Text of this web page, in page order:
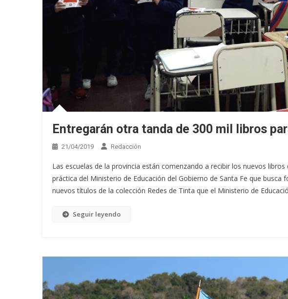
Entregarán otra tanda de 300 mil libros
21/04/2019 Redacción
Las escuelas de la provincia están comenzando a recibir los nuevos
práctica del Ministerio de Educación del Gobierno de Santa Fe que busca
nuevos títulos de la colección Redes de Tinta que el Ministerio de
Seguir leyendo